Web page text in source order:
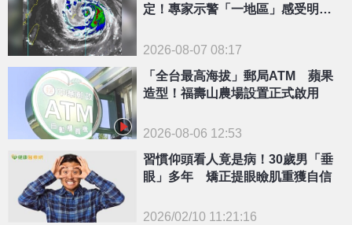
定！專家示警「一地區」感受明顯
2026-08-07 08:17
「全台最高海拔」郵局ATM 蘋果
造型！福壽山農場設置正式啟用
2026-08-06 12:53
習慣仰頭看人竟是病！30歲男「垂
眼」多年 矯正提眼瞼肌重獲自信
2026/02/10 11:21:16